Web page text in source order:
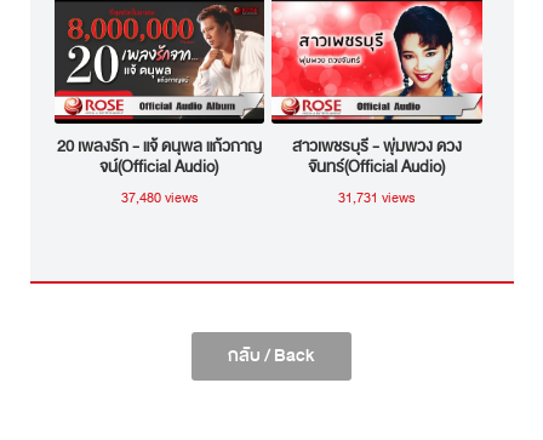
20 เพลงรัก - แจ้ ดนุพล แก้วกาญ
จน์(Official Audio)
37,480 views
สาวเพชรบุรี - พุ่มพวง ดวง
จันทร์(Official Audio)
31,731 views
กลับ / Back